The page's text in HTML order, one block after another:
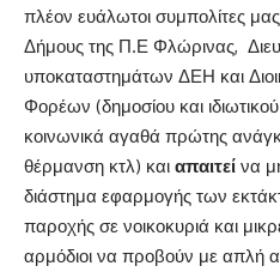
πλέον ευάλωτοι συμπολίτες
Δήμους της Π.Ε Φλώρινας,
υποκαταστημάτων ΔΕΗ και
Φορέων (δημοσίου και
κοινωνικά αγαθά πρώτης
θέρμανση κτλ) και απαιτεί να
διάστημα εφαρμογής των
παροχής σε νοικοκυριά και
αρμόδιοι να προβούν με απλή